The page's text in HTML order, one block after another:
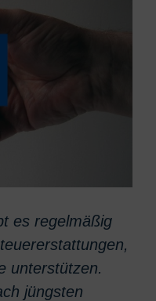
es regelmäßig
unterstützen.
jüngsten